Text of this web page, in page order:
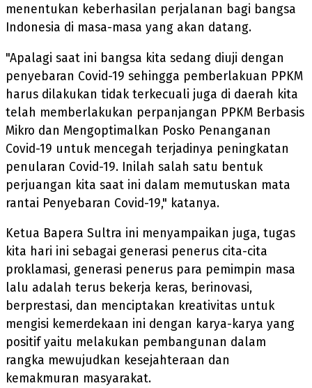
menentukan keberhasilan perjalanan bagi bangsa
Indonesia di masa-masa yang akan datang.
"Apalagi saat ini bangsa kita sedang diuji dengan
penyebaran Covid-19 sehingga pemberlakuan PPKM
harus dilakukan tidak terkecuali juga di daerah kita
telah memberlakukan perpanjangan PPKM Berbasis
Mikro dan Mengoptimalkan Posko Penanganan
Covid-19 untuk mencegah terjadinya peningkatan
penularan Covid-19. Inilah salah satu bentuk
perjuangan kita saat ini dalam memutuskan mata
rantai Penyebaran Covid-19," katanya.
Ketua Bapera Sultra ini menyampaikan juga, tugas
kita hari ini sebagai generasi penerus cita-cita
proklamasi, generasi penerus para pemimpin masa
lalu adalah terus bekerja keras, berinovasi,
berprestasi, dan menciptakan kreativitas untuk
mengisi kemerdekaan ini dengan karya-karya yang
positif yaitu melakukan pembangunan dalam
rangka mewujudkan kesejahteraan dan
kemakmuran masyarakat.